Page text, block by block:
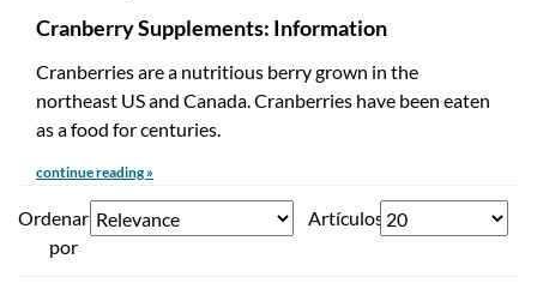
Cranberry Supplements: Information
Cranberries are a nutritious berry grown in the
northeast US and Canada. Cranberries have been eaten
as a food for centuries.
continue reading »
Ordenar
por
Artículos